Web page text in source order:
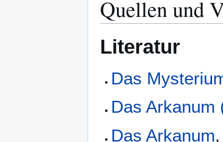
Quellen und
Literatur
Das
Das Arkanum
Das Arkanum